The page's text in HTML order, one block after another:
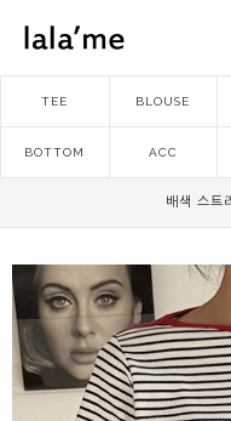
TEE BLOUSE
BOTTOM ACC
배색 스트